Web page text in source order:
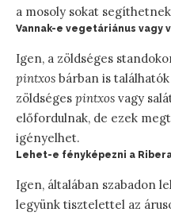
a mosoly sokat
Vannak-e vegetáriánus vagy
Igen, a zöldséges
pintxos bárban is
zöldséges pintxos vagy
előfordulnak, de ezek
igényelhet.
Lehet-e fényképezni a
Igen, általában szabadon
legyünk tisztelettel az